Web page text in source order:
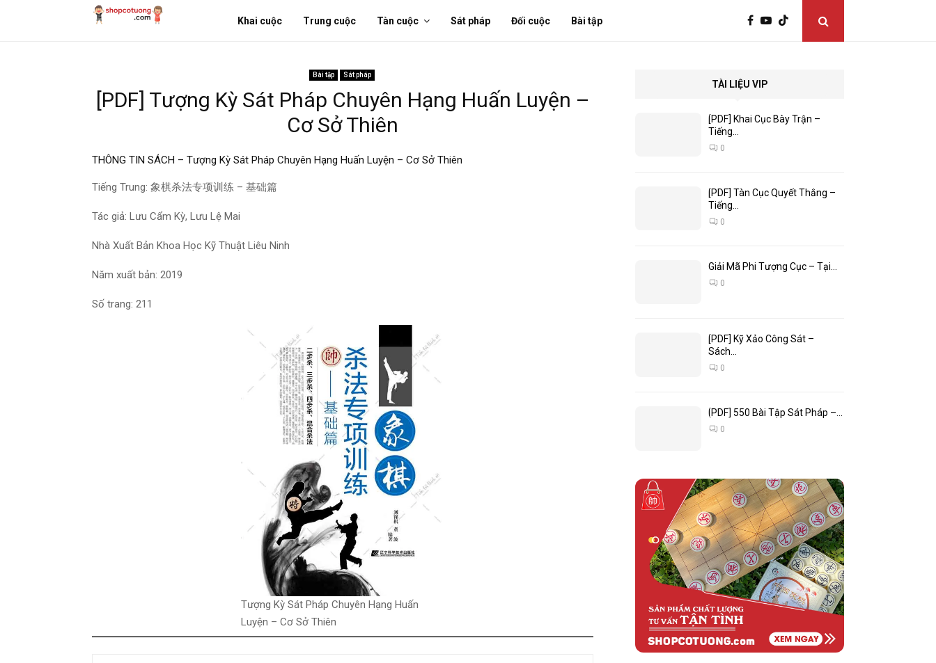
Khai cuộc Trung cuộc Tàn cuộc Sát pháp Đối cuộc Bài tập
Bài tập Sát pháp
[PDF] Tượng Kỳ Sát Pháp Chuyên Hạng Huấn Luyện –
Cơ Sở Thiên
THÔNG TIN SÁCH – Tượng Kỳ Sát Pháp Chuyên Hạng Huấn Luyện – Cơ Sở Thiên
Tiếng Trung: 象棋杀法专项训练 – 基础篇
Tác giả: Lưu Cẩm Kỳ, Lưu Lệ Mai
Nhà Xuất Bản Khoa Học Kỹ Thuật Liêu Ninh
Năm xuất bản: 2019
Số trang: 211
Tượng Kỳ Sát Pháp Chuyên Hạng Huấn
Luyện – Cơ Sở Thiên
TÀI LIỆU VIP
[PDF] Khai Cục Bày Trận –
Tiếng...
0
[PDF] Tàn Cục Quyết Thắng –
Tiếng...
0
Giải Mã Phi Tượng Cục – Tại...
0
[PDF] Kỹ Xảo Công Sát –
Sách...
0
[PDF] 550 Bài Tập Sát Pháp –...
0